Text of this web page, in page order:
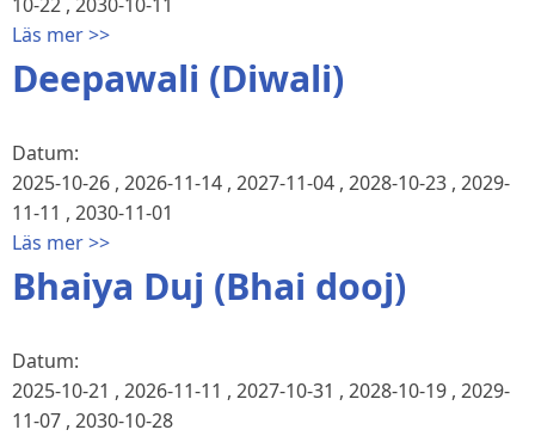
Läs mer >>
Deepawali (Diwali)
Datum:
2025-10-26 , 2026-11-14 , 2027-11-04 , 2028-10-23 , 2029-
11-11 , 2030-11-01
Läs mer >>
Bhaiya Duj (Bhai dooj)
Datum:
2025-10-21 , 2026-11-11 , 2027-10-31 , 2028-10-19 , 2029-
11-07 , 2030-10-28